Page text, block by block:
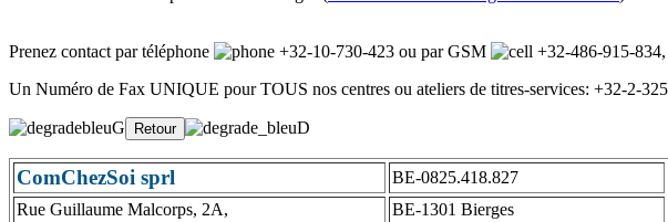
Prenez contact par téléphone +32-10-730-423 ou par GSM +32-486-915-834
Un Numéro de Fax UNIQUE pour TOUS nos centres ou ateliers de titres-services: +32-2-
ComChezSoi sprl BE-0825.418.827
Rue Guillaume Malcorps, 2A,
BE-1301 Bierges